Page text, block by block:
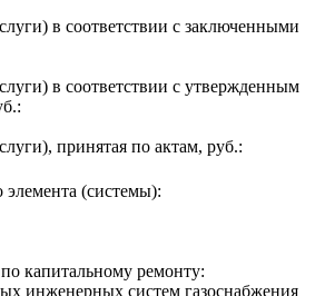
в соответствии с заключенными
в соответствии с утвержденным
принятая по актам, руб.:
элемента (системы):
капитальному ремонту:
инженерных систем газоснабжения